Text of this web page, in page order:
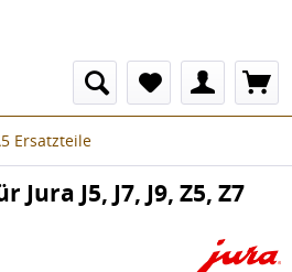
Ersatzteile
J5, J7, J9, Z5, Z7